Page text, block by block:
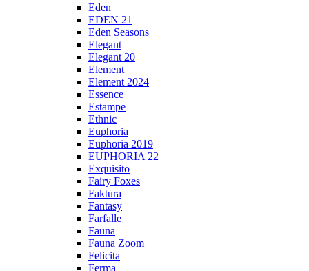
Eden
EDEN 21
Eden Seasons
Elegant
Elegant 20
Element
Element 2024
Essence
Estampe
Ethnic
Euphoria
Euphoria 2019
EUPHORIA 22
Exquisito
Fairy Foxes
Faktura
Fantasy
Farfalle
Fauna
Fauna Zoom
Felicita
Ferma